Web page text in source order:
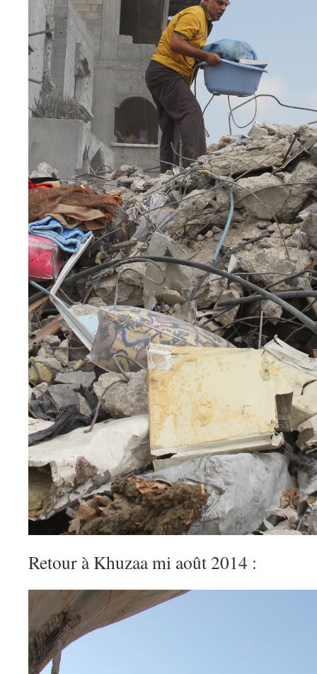
Retour à Khuzaa mi août 2014 :